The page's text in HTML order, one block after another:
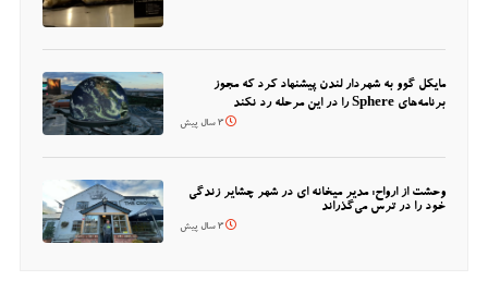
مایکل گوو به شهردار لندن پیشنهاد کرد که مجوز
برنامه‌های Sphere را در این مرحله رد نکند
3 سال پیش
وحشت از ارواح: مدیر میخانه ای در شهر چشایر زندگی
خود را در ترس می‌گذراند
3 سال پیش